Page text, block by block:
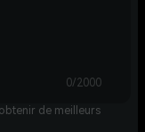
0/2000
de meilleurs